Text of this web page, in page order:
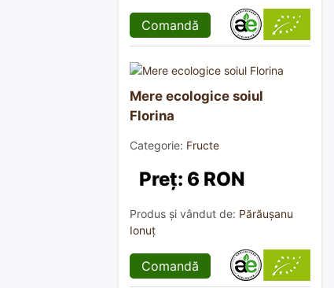
Comandă
Mere ecologice soiul
Florina
Categorie: Fructe
Preț: 6 RON
Produs și vândut de: Părăușanu
Ionuț
Comandă